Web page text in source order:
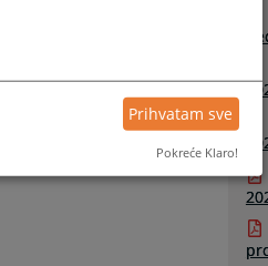
Prihvatam sve
Pokreće Klaro!